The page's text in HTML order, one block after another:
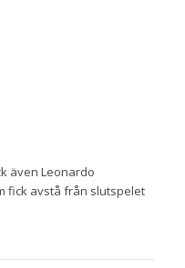
även Leonardo
fick avstå från slutspelet